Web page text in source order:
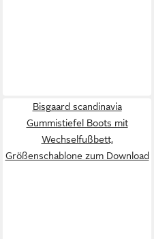
Bisgaard scandinavia
Gummistiefel Boots mit
Wechselfußbett,
Größenschablone zum Download